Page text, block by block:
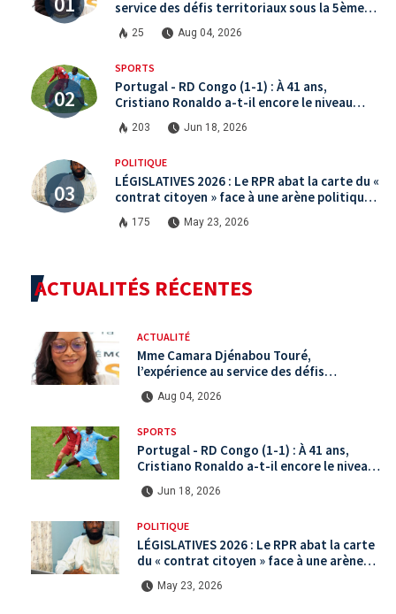
service des défis territoriaux sous la 5ème
République
25 Aug 04, 2026
SPORTS
Portugal - RD Congo (1-1) : À 41 ans,
Cristiano Ronaldo a-t-il encore le niveau
international ?
203 Jun 18, 2026
POLITIQUE
LÉGISLATIVES 2026 : Le RPR abat la carte du «
contrat citoyen » face à une arène politique
saturée.
175 May 23, 2026
ACTUALITÉS RÉCENTES
ACTUALITÉ
Mme Camara Djénabou Touré,
l’expérience au service des défis
territoriaux sous la 5ème République
Aug 04, 2026
SPORTS
Portugal - RD Congo (1-1) : À 41 ans,
Cristiano Ronaldo a-t-il encore le niveau
international ?
Jun 18, 2026
POLITIQUE
LÉGISLATIVES 2026 : Le RPR abat la carte
du « contrat citoyen » face à une arène
politique saturée.
May 23, 2026